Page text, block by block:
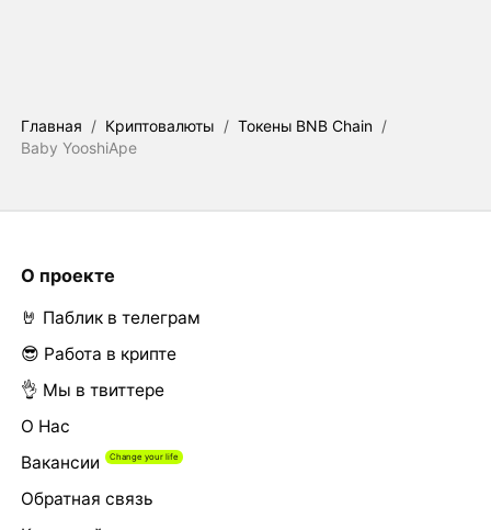
Главная / Криптовалюты / Токены BNB Chain /
Baby YooshiApe
О проекте
🤘 Паблик в телеграм
😎 Работа в крипте
👌 Мы в твиттере
О Нас
Вакансии
Обратная связь